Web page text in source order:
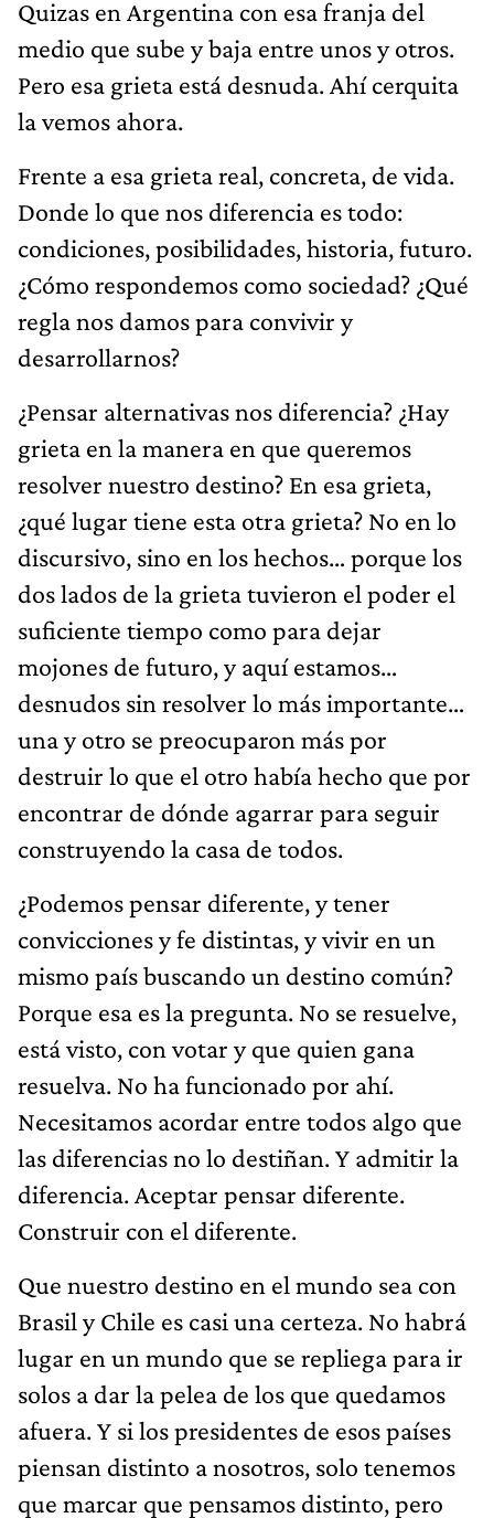
Quizas en Argentina con esa franja del
medio que sube y baja entre unos y otros.
Pero esa grieta está desnuda. Ahí cerquita
la vemos ahora.
Frente a esa grieta real, concreta, de vida.
Donde lo que nos diferencia es todo:
condiciones, posibilidades, historia, futuro.
¿Cómo respondemos como sociedad? ¿Qué
regla nos damos para convivir y
desarrollarnos?
¿Pensar alternativas nos diferencia? ¿Hay
grieta en la manera en que queremos
resolver nuestro destino? En esa grieta,
¿qué lugar tiene esta otra grieta? No en lo
discursivo, sino en los hechos… porque los
dos lados de la grieta tuvieron el poder el
suficiente tiempo como para dejar
mojones de futuro, y aquí estamos…
desnudos sin resolver lo más importante…
una y otro se preocuparon más por
destruir lo que el otro había hecho que por
encontrar de dónde agarrar para seguir
construyendo la casa de todos.
¿Podemos pensar diferente, y tener
convicciones y fe distintas, y vivir en un
mismo país buscando un destino común?
Porque esa es la pregunta. No se resuelve,
está visto, con votar y que quien gana
resuelva. No ha funcionado por ahí.
Necesitamos acordar entre todos algo que
las diferencias no lo destiñan. Y admitir la
diferencia. Aceptar pensar diferente.
Construir con el diferente.
Que nuestro destino en el mundo sea con
Brasil y Chile es casi una certeza. No habrá
lugar en un mundo que se repliega para ir
solos a dar la pelea de los que quedamos
afuera. Y si los presidentes de esos países
piensan distinto a nosotros, solo tenemos
que marcar que pensamos distinto, pero